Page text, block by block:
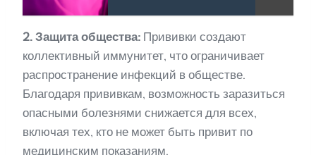
2. Защита общества: Прививки создают
коллективный иммунитет, что ограничивает
распространение инфекций в обществе.
Благодаря прививкам, возможность заразиться
опасными болезнями снижается для всех,
включая тех, кто не может быть привит по
медицинским показаниям.